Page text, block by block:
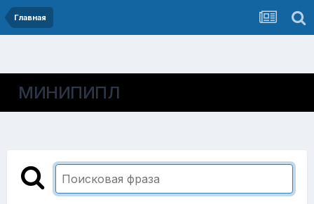
Главная
МИНИПИПЛ